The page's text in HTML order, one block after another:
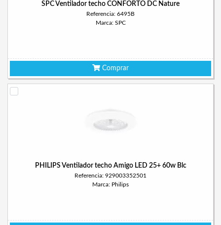
SPC Ventilador techo CONFORTO DC Nature
Referencia: 6495B
Marca: SPC
Comprar
PHILIPS Ventilador techo Amigo LED 25+ 60w Blc
Referencia: 929003352501
Marca: Philips